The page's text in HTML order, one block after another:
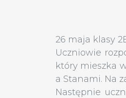
26 maja klasy
Uczniowie
który mieszka
a Stanami. Na
Następnie